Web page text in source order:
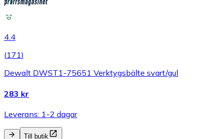
4.4
(171)
Dewalt DWST1-75651 Verktygsbälte svart/gul
283 kr
Leverans: 1-2 dagar
Till butik